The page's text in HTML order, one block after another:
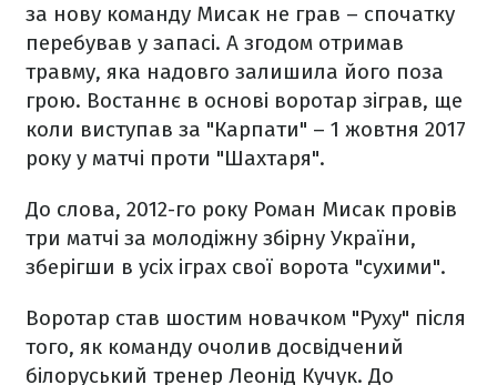
за нову команду Мисак не грав – спочатку
перебував у запасі. А згодом отримав
травму, яка надовго залишила його поза
грою. Востаннє в основі воротар зіграв, ще
коли виступав за "Карпати" – 1 жовтня 2017
року у матчі проти "Шахтаря".
До слова, 2012-го року Роман Мисак провів
три матчі за молодіжну збірну України,
зберігши в усіх іграх свої ворота "сухими".
Воротар став шостим новачком "Руху" після
того, як команду очолив досвідчений
білоруський тренер Леонід Кучук. До